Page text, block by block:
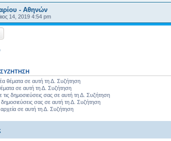
- Αθηνών
14, 2019 4:54 pm
θέματα σε αυτή τη Δ. Συζήτηση
σε αυτή τη Δ. Συζήτηση
τις δημοσιεύσεις σας σε αυτή τη Δ. Συζήτηση
δημοσιεύσεις σας σε αυτή τη Δ. Συζήτηση
σε αυτή τη Δ. Συζήτηση